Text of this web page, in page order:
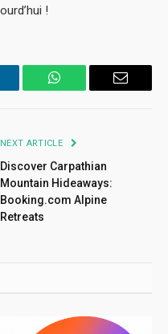
!
WhatsApp Email
NEXT ARTICLE
Discover Carpathian
Mountain Hideaways:
Booking.com Alpine
Retreats